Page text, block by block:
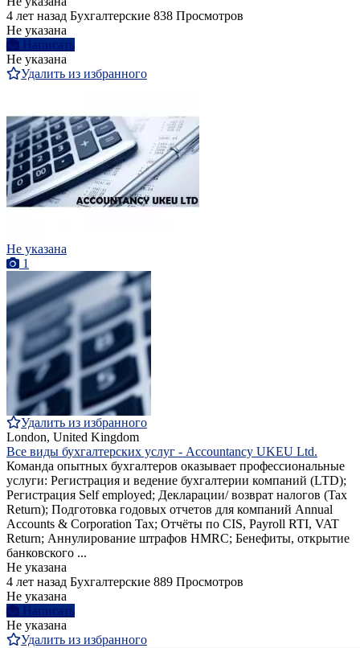
4 лет назад Бухгалтерские 838 Просмотров
Не указана
Написать
Не указана
Удалить из избранного
Не указана
1
Удалить из избранного
London, United Kingdom
Все виды бухгалтерских услуг - Accountancy UKEU Ltd.
Команда опытных бухгалтеров оказывает профессиональные
услуги: Регистрация и ведение бухгалтерии компаний (LTD);
Регистрация Self employed; Декларации/ возврат налогов (Tax
Return); Подготовка годовых отчетов для компаний Annual
Accounts & Corporation Tax; Отчёты по CIS, Payroll RTI, VAT
Return; Аннулирование штрафов HMRC; Бенефиты, открытие
банковского ...
Не указана
4 лет назад Бухгалтерские 889 Просмотров
Не указана
Написать
Не указана
Удалить из избранного